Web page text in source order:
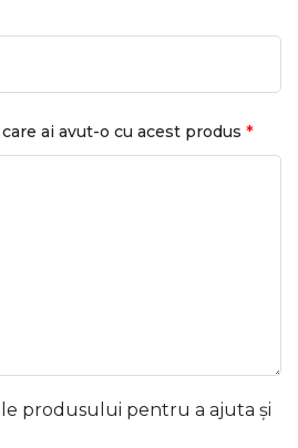
ai avut-o cu acest produs *
produsului pentru a ajuta și